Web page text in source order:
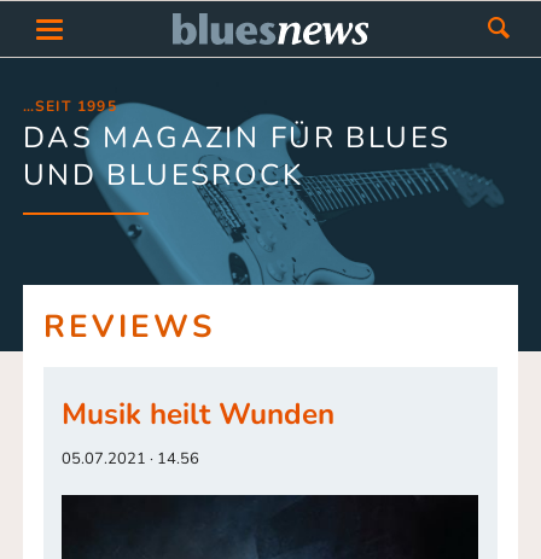
…SEIT 1995
DAS MAGAZIN FÜR BLUES
UND BLUESROCK
REVIEWS
Musik heilt Wunden
05.07.2021 · 14.56